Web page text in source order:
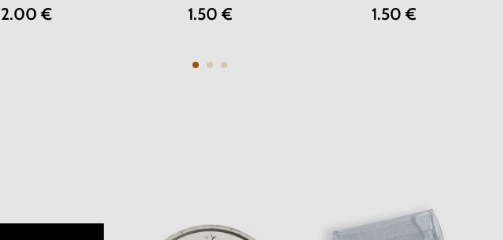
2.00 € 1.50 € 1.50 €